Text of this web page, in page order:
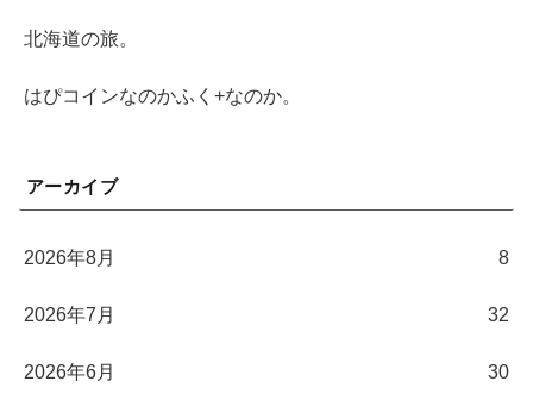
北海道の旅。
はぴコインなのかふく+なのか。
アーカイブ
2026年8月 8
2026年7月 32
2026年6月 30